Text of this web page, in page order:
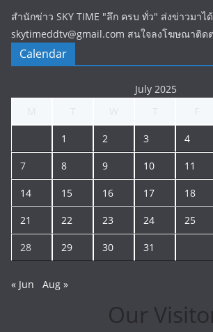
สำนักข่าว SKY TIME "ลึก ครบ ทั่ว" ส่งข่าวมาไ
skytimeddtv@gmail.com สนใจลงโฆษณาติด
Calendar
July 2025
1 2 3 4
7 8 9 10 11
14 15 16 17 18
21 22 23 24 25
28 29 30 31
« Jun Aug »
Our